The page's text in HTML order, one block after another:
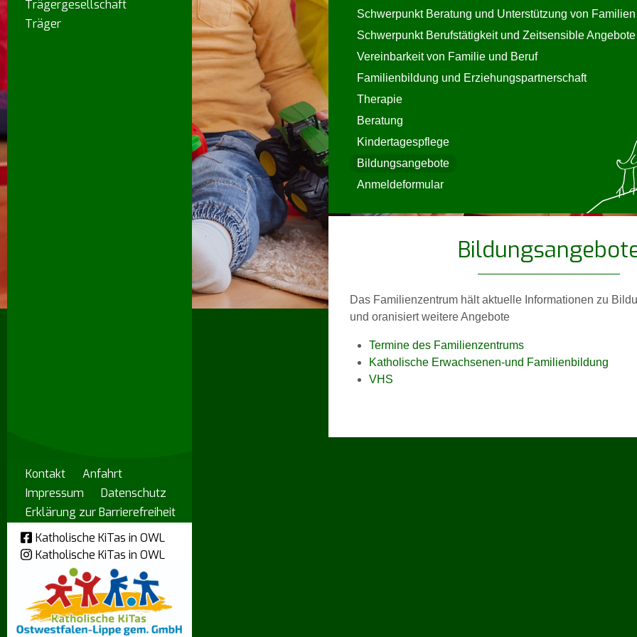
Trägergesellschaft
Träger
Kontakt
Anfahrt
Impressum
Datenschutz
Erklärung zur Barrierefreiheit
Katholische KiTas in OWL
Katholische KiTas in OWL
Schwerpunkt Beratung und Unterstützung von Familien
Schwerpunkt Berufstätigkeit und Zeitsensible Angebote
Vereinbarkeit von Familie und Beruf
Familienbildung und Erziehungspartnerschaft
Therapie
Beratung
Kindertagespflege
Bildungsangebote
Anmeldeformular
Das Familienzentrum hält aktuelle Informationen zu
und oranisiert weitere Angebote
Termine des Familienzentrums
Katholische Erwachsenen-und Familienbildung
VHS